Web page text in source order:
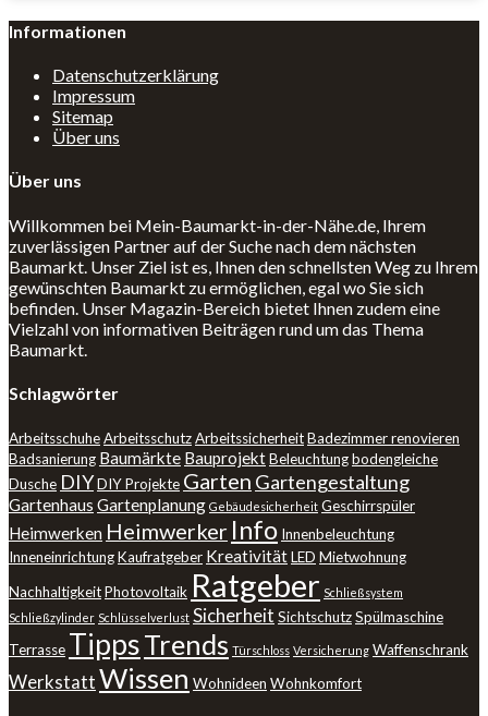
Informationen
Datenschutzerklärung
Impressum
Sitemap
Über uns
Über uns
Willkommen bei Mein-Baumarkt-in-der-Nähe.de, Ihrem
zuverlässigen Partner auf der Suche nach dem nächsten
Baumarkt. Unser Ziel ist es, Ihnen den schnellsten Weg zu Ihrem
gewünschten Baumarkt zu ermöglichen, egal wo Sie sich
befinden. Unser Magazin-Bereich bietet Ihnen zudem eine
Vielzahl von informativen Beiträgen rund um das Thema
Baumarkt.
Schlagwörter
ArbeitsschuheArbeitsschutzArbeitssicherheitBadezimmer renovieren
Badsanierung Baumärkte BauprojektBeleuchtungbodengleiche
Dusche DIYDIY Projekte Garten Gartengestaltung
Gartenhaus Gartenplanung Gebäudesicherheit Geschirrspüler
Heimwerken Heimwerker Info Innenbeleuchtung
InneneinrichtungKaufratgeber KreativitätLED Mietwohnung
NachhaltigkeitPhotovoltaik Ratgeber Schließsystem
Schließzylinder Schlüsselverlust Sicherheit SichtschutzSpülmaschine
Terrasse TippsTrends Türschloss Versicherung Waffenschrank
WerkstattWissen Wohnideen Wohnkomfort